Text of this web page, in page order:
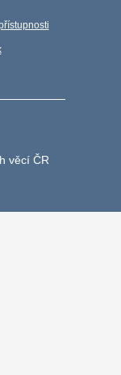
věcí ČR